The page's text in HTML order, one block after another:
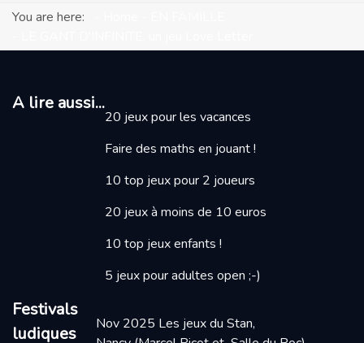
You are here:
A lire aussi...
20 jeux pour les vacances
Faire des maths en jouant!
10 top jeux pour 2 joueurs
20 jeux à moins de 10 euros
10 top jeux enfants !
5 jeux pour adultes open ;-)
Festivals
ludiques
Nov 2025 Les jeux du Stan,